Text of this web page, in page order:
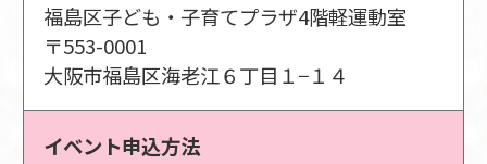
福島区子ども・子育てプラザ4階軽運動室
〒553-0001
大阪市福島区海老江６丁目１−１４
イベント申込方法